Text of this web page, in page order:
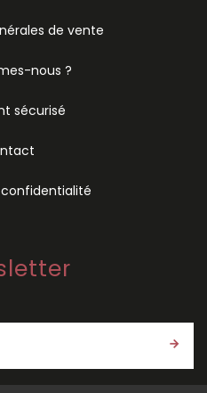
de vente
nous ?
sécurisé